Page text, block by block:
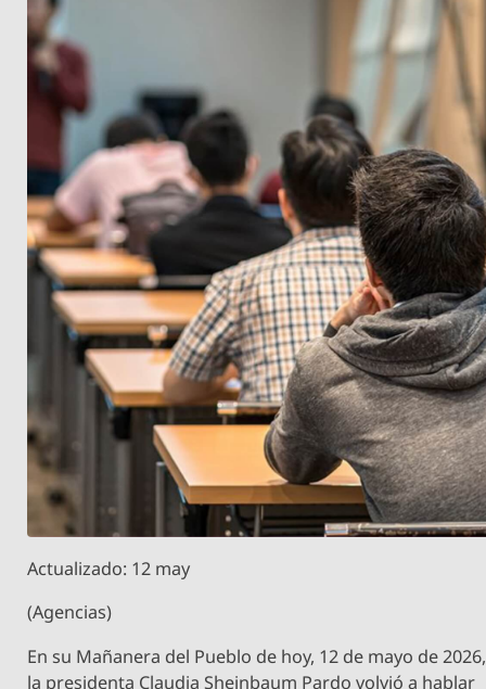
Actualizado: 12 may
(Agencias)
En su Mañanera del Pueblo de hoy, 12 de mayo de 2026,
la presidenta Claudia Sheinbaum Pardo volvió a hablar